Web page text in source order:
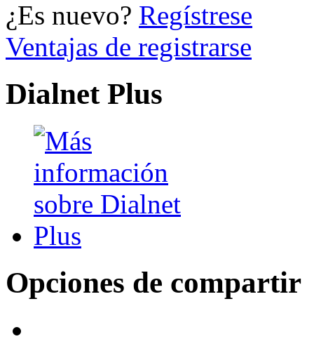
¿Es nuevo? Regístrese
Ventajas de registrarse
Dialnet Plus
Opciones de compartir